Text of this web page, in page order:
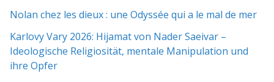
Nolan chez les dieux : une Odyssée qui a le mal de mer
Karlovy Vary 2026: Hijamat von Nader Saeivar​​ –
Ideologische Religiosität, mentale Manipulation und
ihre Opfer